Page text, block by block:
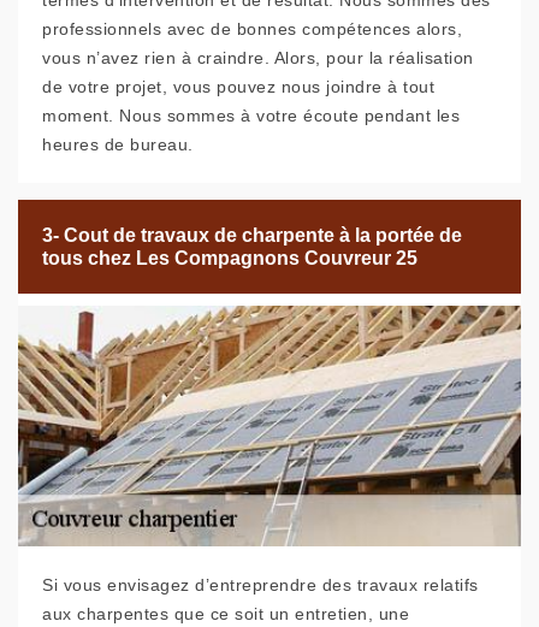
professionnels avec de bonnes compétences alors,
vous n’avez rien à craindre. Alors, pour la réalisation
de votre projet, vous pouvez nous joindre à tout
moment. Nous sommes à votre écoute pendant les
heures de bureau.
3- Cout de travaux de charpente à la portée de
tous chez Les Compagnons Couvreur 25
Si vous envisagez d’entreprendre des travaux relatifs
aux charpentes que ce soit un entretien, une